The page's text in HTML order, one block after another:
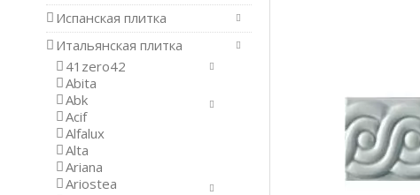
Испанская плитка
Итальянская плитка
41zero42
Abita
Abk
Acif
Alfalux
Alta
Ariana
Ariostea